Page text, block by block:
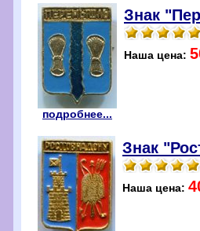
подробнее...
Знак
Наша цена:
Знак
Наша цена: